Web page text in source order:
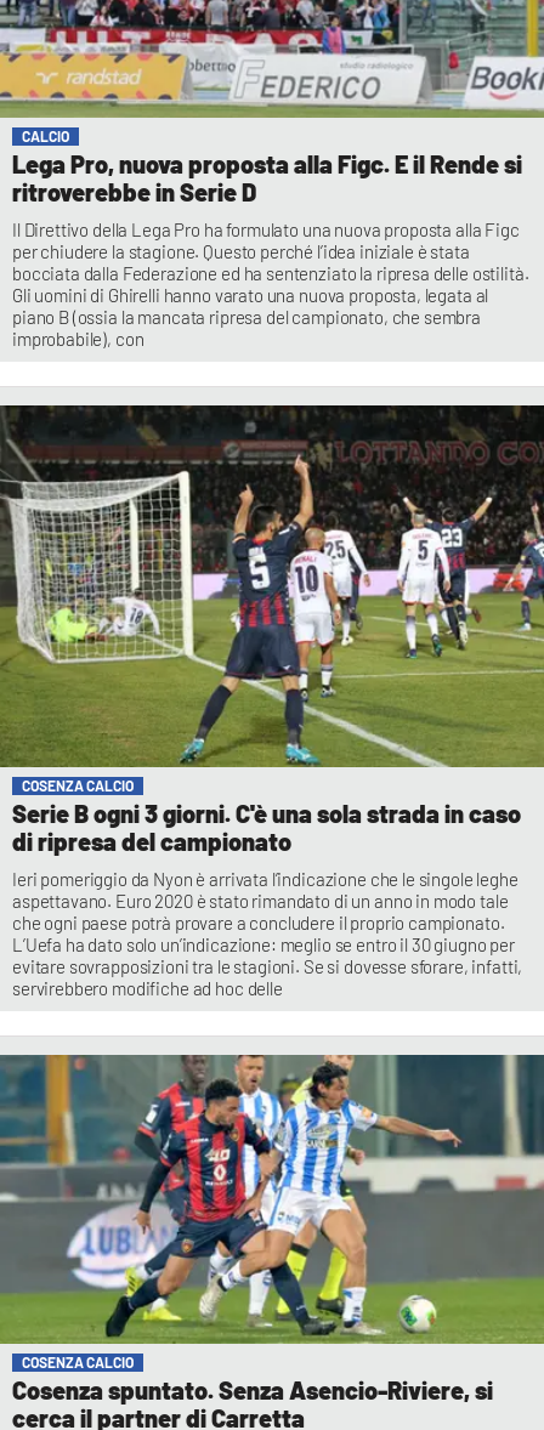
CALCIO
Lega Pro, nuova proposta alla Figc. E il Rende si
ritroverebbe in Serie D
Il Direttivo della Lega Pro ha formulato una nuova proposta alla Figc
per chiudere la stagione. Questo perché l’idea iniziale è stata
bocciata dalla Federazione ed ha sentenziato la ripresa delle ostilità.
Gli uomini di Ghirelli hanno varato una nuova proposta, legata al
piano B (ossia la mancata ripresa del campionato, che sembra
improbabile), con
COSENZA CALCIO
Serie B ogni 3 giorni. C'è una sola strada in caso
di ripresa del campionato
Ieri pomeriggio da Nyon è arrivata l’indicazione che le singole leghe
aspettavano. Euro 2020 è stato rimandato di un anno in modo tale
che ogni paese potrà provare a concludere il proprio campionato.
L’Uefa ha dato solo un’indicazione: meglio se entro il 30 giugno per
evitare sovrapposizioni tra le stagioni. Se si dovesse sforare, infatti,
servirebbero modifiche ad hoc delle
COSENZA CALCIO
Cosenza spuntato. Senza Asencio-Riviere, si
cerca il partner di Carretta